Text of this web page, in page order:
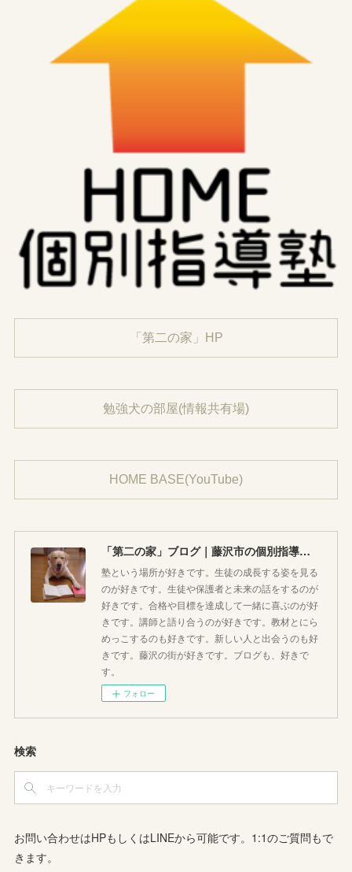
「第二の家」HP
勉強犬の部屋(情報共有場)
HOME BASE(YouTube)
「第二の家」ブログ｜藤沢市の個別指導塾のお話
塾という場所が好きです。生徒の成長する姿を見る
のが好きです。生徒や保護者と未来の話をするのが
好きです。合格や目標を達成して一緒に喜ぶのが好
きです。講師と語り合うのが好きです。教材とにら
めっこするのも好きです。新しい人と出会うのも好
きです。藤沢の街が好きです。ブログも、好きで
す。
フォロー
検索
お問い合わせはHPもしくはLINEから可能です。1:1のご質問もで
きます。